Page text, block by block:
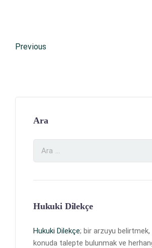
Previous
Ara
Hukuki Dilekçe
Hukuki Dilekçe; bir arzuyu
konuda talepte bulunmak ve